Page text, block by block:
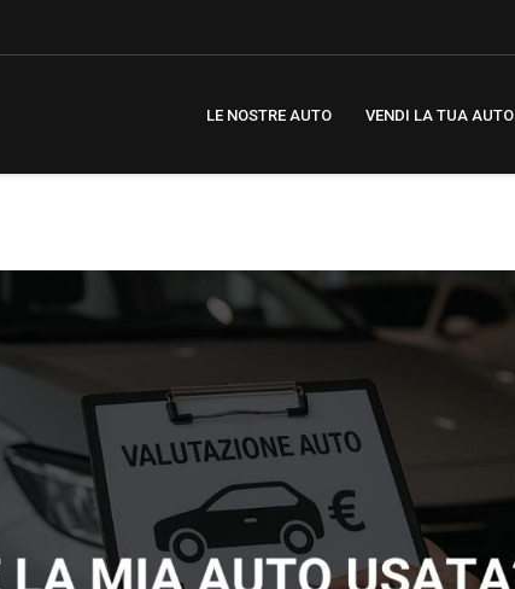
LE NOSTRE AUTO VENDI LA TUA AUTO